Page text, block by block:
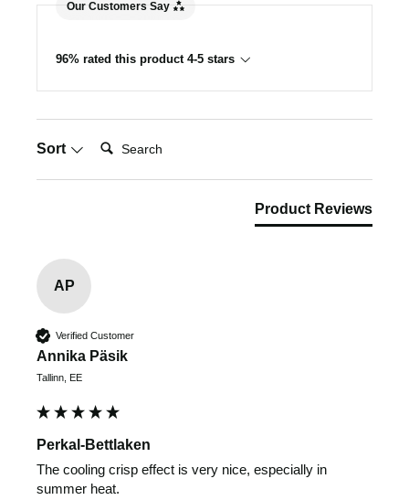
Our Customers Say
96% rated this product 4-5 stars
Sort
Search:
Product Reviews
AP
Verified Customer
Annika Päsik
Tallinn, EE
Perkal-Bettlaken
The cooling crisp effect is very nice, especially in
summer heat.